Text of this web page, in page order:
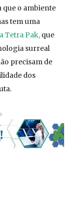
que o ambiente
tem uma
Tetra Pak, que
surreal
precisam de
dos